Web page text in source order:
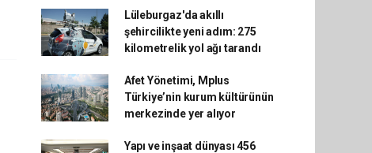
Lüleburgaz'da akıllı
şehircilikte yeni adım: 275
kilometrelik yol ağı tarandı
Afet Yönetimi, Mplus
Türkiye’nin kurum kültürünün
merkezinde yer alıyor
Yapı ve inşaat dünyası 456